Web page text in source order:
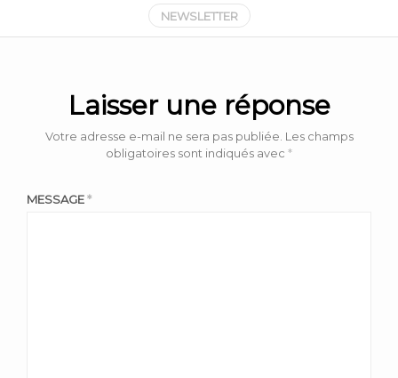
NEWSLETTER
Laisser une réponse
Votre adresse e-mail ne sera pas publiée. Les champs
obligatoires sont indiqués avec *
MESSAGE*